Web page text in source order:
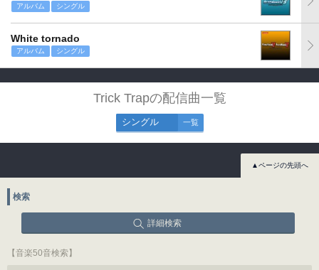
アルバム シングル
White tornado
アルバム シングル
Trick Trapの配信曲一覧
シングル 一覧
▲ページの先頭へ
検索
詳細検索
【音楽50音検索】